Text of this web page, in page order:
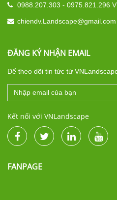
0988.207.303 - 0975.821.296
chiendv.Landscape@gmail.com
ĐĂNG KÝ NHẬN EMAIL
Để theo dõi tin tức từ
Kết nối với VNLandscape
FANPAGE